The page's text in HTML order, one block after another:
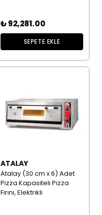
₺ 92,281.00
SEPETE EKLE
ATALAY
Atalay (30 cm x 6) Adet
Pizza Kapasiteli Pizza
Fırını, Elektrikli